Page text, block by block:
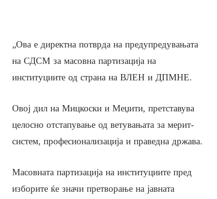
„Ова е директна потврда на предупредувањата
на СДСМ за масовна партизација на
институциите од страна на ВЛЕН и ДПМНЕ.
Овој дил на Мицкоски и Меџити, претставува
целосно отстапување од ветувањата за мерит-
систем, професионализација и праведна држава.
Масовната партизација на институциите пред
изборите ќе значи претворање на јавната